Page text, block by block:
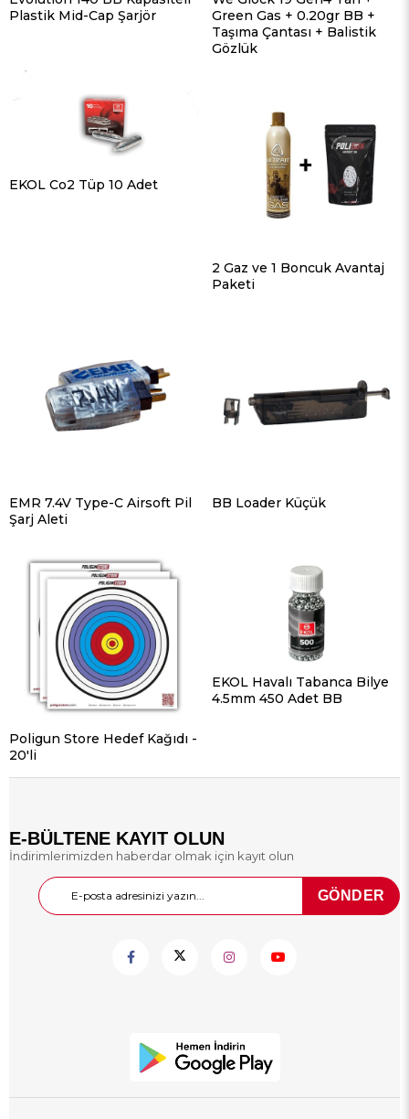
Plastik Mid-Cap Şarjör
Green Gas + 0.20gr BB +
Taşıma Çantası + Balistik
Gözlük
EKOL Co2 Tüp 10 Adet
2 Gaz ve 1 Boncuk Avantaj
Paketi
EMR 7.4V Type-C Airsoft Pil
Şarj Aleti
BB Loader Küçük
Poligun Store Hedef Kağıdı -
20'li
EKOL Havalı Tabanca Bilye
4.5mm 450 Adet BB
E-BÜLTENE KAYIT OLUN
İndirimlerimizden haberdar olmak için kayıt olun
GÖNDER